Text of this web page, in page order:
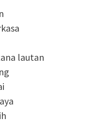
lautan